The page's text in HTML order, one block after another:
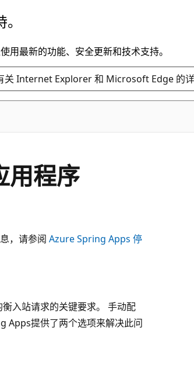
最新的功能、安全更新和技术支持。
关 Internet Explorer 和 Microsoft Edge 的
程序
，请参阅 Azure Spring Apps 停
入站请求的关键要求。 手动配
Apps提供了两个选项来解决此问